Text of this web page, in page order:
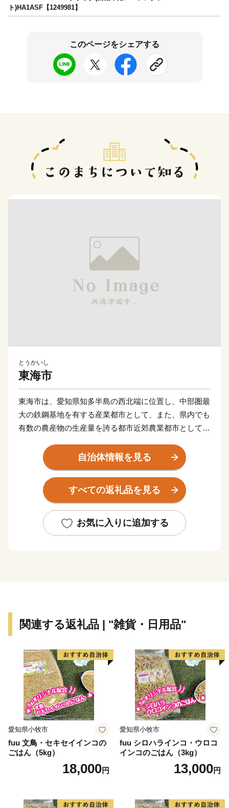
ト)HA1ASF【1249981】
このページをシェアする
とうかいし
東海市
東海市は、愛知県知多半島の西北端に位置し、中部圏最
大の鉄鋼基地を有する産業都市として、また、県内でも
有数の農産物の生産量を誇る都市近郊農業都市として、
名古屋都心や中部国際空港へのアクセスに優れた立地
特性を生かしたまちづくりを積極的に進めており、多種
して注目を集めています。
自治体情報を見る
すべての返礼品を見る
お気に入りに追加する
関連する返礼品 | "雑貨・日用品"
愛知県小牧市
fuu 文鳥・セキセイインコの
ごはん（5kg）
18,000円
愛知県小牧市
fuu シロハラインコ・ウロコ
インコのごはん（3kg）
13,000円